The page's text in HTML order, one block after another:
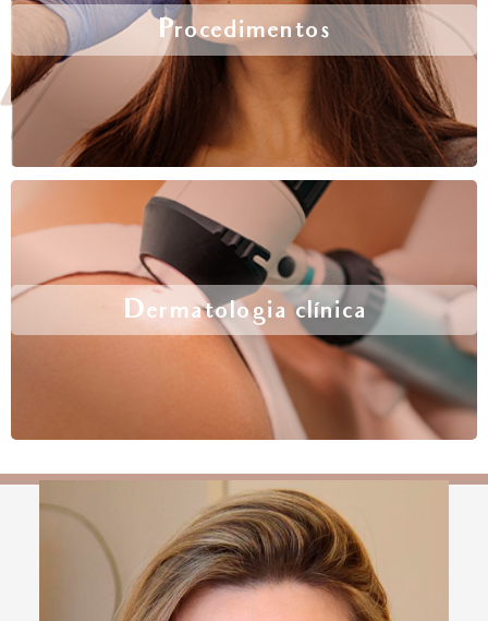
Procedimentos
Dermatologia clínica